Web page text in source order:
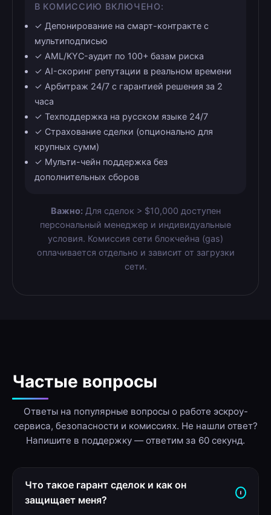
В КОМИССИЮ ВКЛЮЧЕНО:
✓ Депонирование на смарт-контракте с
мультиподписью
✓ AML/KYC-аудит по 100+ базам риска
✓ AI-скоринг репутации в реальном времени
✓ Арбитраж 24/7 с гарантией решения за 2
часа
✓ Техподдержка на русском языке 24/7
✓ Страхование сделки (опционально для
крупных сумм)
✓ Мульти-чейн поддержка без
дополнительных сборов
Важно:Для сделок > $10,000 доступен
персональный менеджер и индивидуальные
условия. Комиссия сети блокчейна (gas)
оплачивается отдельно и зависит от загрузки
сети.
Частые вопросы
Ответы на популярные вопросы о работе эскроу-
сервиса, безопасности и комиссиях. Не нашли ответ?
Напишите в поддержку — ответим за 60 секунд.
Что такое гарант сделок и как он
защищает меня?